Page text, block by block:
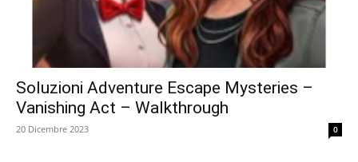
Soluzioni Adventure Escape Mysteries –
Vanishing Act – Walkthrough
20 Dicembre 2023 0